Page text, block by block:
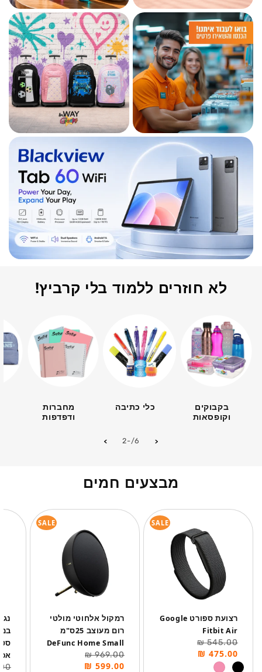
לא חוזרים ללמוד בלי קרביץ!
בקבוקים
וקופסאות
כלי כתיבה
מחברות
ודפדפות
-2/מתוך 6
מבצעים חמים
SALE
רצועת ספורט Google
Fitbit Air
מחיר
רגיל
545.00 ₪
מחיר
מבצע
475.00 ₪
SALE
רמקול אלחוטי מולטי
רום מעוצב 25ס"מ
DeFunc Home Small
מחיר
רגיל
969.00 ₪
מחיר
מבצע
599.00 ₪
₪